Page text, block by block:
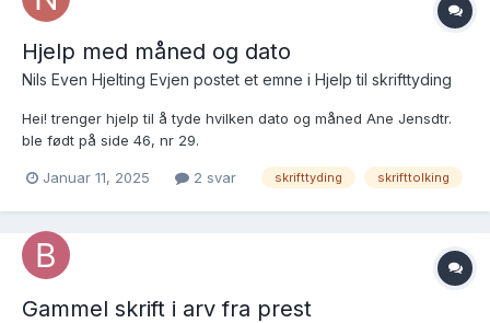
Hjelp med måned og dato
Nils Even Hjelting Evjen postet et emne i Hjelp til skrifttyding
Hei! trenger hjelp til å tyde hvilken dato og måned Ane Jensdtr.
ble født på side 46, nr 29.
Januar 11, 2025
2 svar skrifttyding skrifttolking
Gammel skrift i arv fra prest